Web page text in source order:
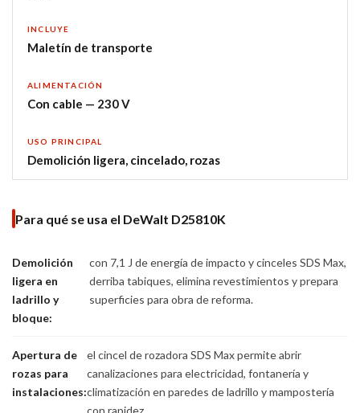
INCLUYE
Maletín de transporte
ALIMENTACIÓN
Con cable — 230 V
USO PRINCIPAL
Demolición ligera, cincelado, rozas
Para qué se usa el DeWalt D25810K
Demolición
ligera en
ladrillo y
bloque:
con 7,1 J de energía de impacto y cinceles SDS Max,
derriba tabiques, elimina revestimientos y prepara
superficies para obra de reforma.
Apertura de
rozas para
instalaciones:
el cincel de rozadora SDS Max permite abrir
canalizaciones para electricidad, fontanería y
climatización en paredes de ladrillo y mampostería